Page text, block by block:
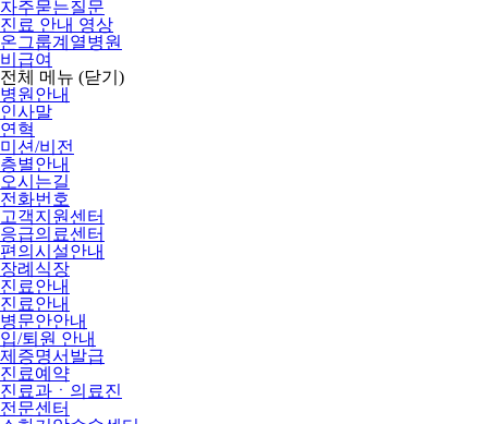
자주묻는질문
진료 안내 영상
온그룹계열병원
비급여
전체 메뉴 (닫기)
병원안내
인사말
연혁
미션/비전
층별안내
오시는길
전화번호
고객지원센터
응급의료센터
편의시설안내
장례식장
진료안내
진료안내
병문안안내
입/퇴원 안내
제증명서발급
진료예약
진료과ㆍ의료진
전문센터